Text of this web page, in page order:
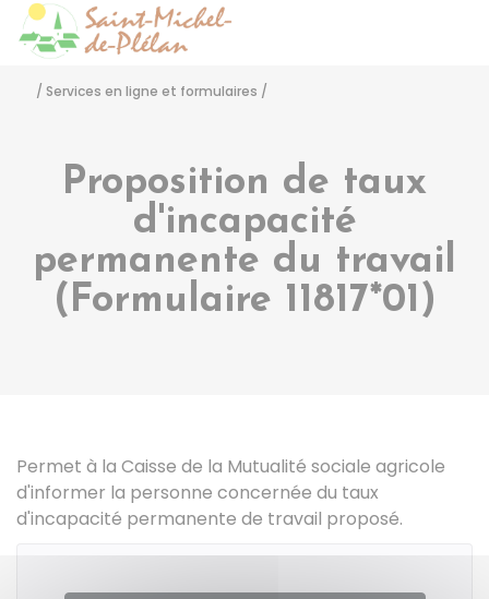
/ Services en ligne et formulaires /
Proposition de taux
d'incapacité
permanente du travail
(Formulaire 11817*01)
Permet à la Caisse de la Mutualité sociale agricole
d'informer la personne concernée du taux
d'incapacité permanente de travail proposé.